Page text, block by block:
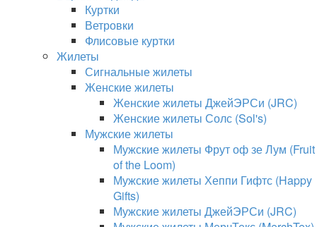
Куртки
Ветровки
Флисовые куртки
Жилеты
Сигнальные жилеты
Женские жилеты
Женские жилеты ДжейЭРСи (JRC)
Женские жилеты Солс (Sol's)
Мужские жилеты
Мужские жилеты Фрут оф зе Лум (Fruit
of the Loom)
Мужские жилеты Хеппи Гифтс (Happy
Gifts)
Мужские жилеты ДжейЭРСи (JRC)